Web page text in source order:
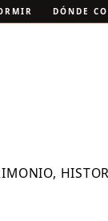
DÓNDE